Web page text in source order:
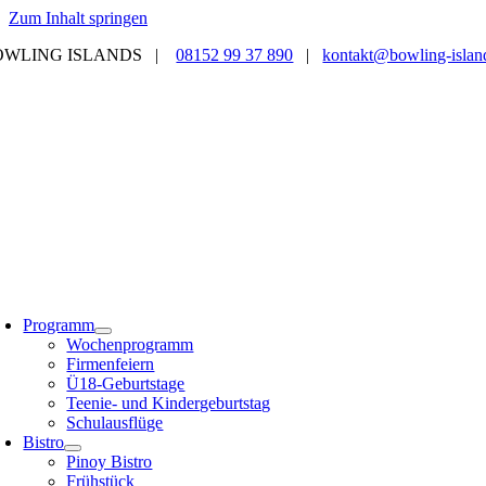
Zum Inhalt springen
ISLANDS |08152 99 37 890 |kontakt@bowling-
Programm
Wochenprogramm
Firmenfeiern
Ü18-Geburtstage
Teenie- und Kindergeburtstag
Schulausflüge
Bistro
Pinoy Bistro
Frühstück